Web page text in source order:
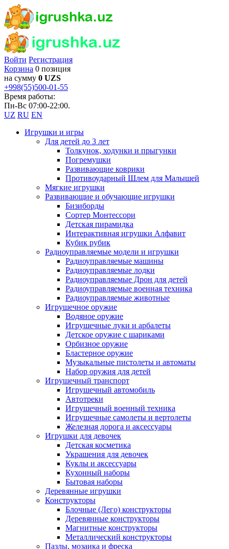
Войти Регистрация
Корзина 0 позиция
на сумму 0 UZS
+998(55)500-01-55
Время работы:
Пн-Вс 07:00-22:00.
UZ RU EN
Игрушки и игры
Для детей до 3 лет
Толкунок, ходунки и прыгунки
Погремушки
Развивающие коврики
Противоударный Шлем для Малышей
Мягкие игрушки
Развивающие и обучающие игрушки
Бизиборды
Сортер Монтессори
Детская пирамидка
Интерактивная игрушки Алфавит
Кубик рубик
Радиоуправляемые модели и игрушки
Радиоуправляемые машины
Радиоуправляемые лодки
Радиоуправляемые Дрон для детей
Радиоуправляемые военная техника
Радиоуправляемые животные
Игрушечное оружие
Водяное оружие
Игрушечные луки и арбалеты
Детское оружие с шариками
Орбизное оружие
Бластерное оружие
Музыкальные пистолеты и автоматы
Набор оружия для детей
Игрушечный транспорт
Игрушечный автомобиль
Aвтотреки
Игрушечный военный техника
Игрушечные самолеты и вертолеты
Железная дорога и аксессуары
Игрушки для девочек
Детская косметика
Украшения для девочек
Куклы и аксессуары
Кухонный наборы
Бытовая наборы
Деревянные игрушки
Конструкторы
Блочные (Лего) конструкторы
Деревянные конструкторы
Магнитные конструкторы
Металлический конструкторы
Пазлы, мозаика и фреска